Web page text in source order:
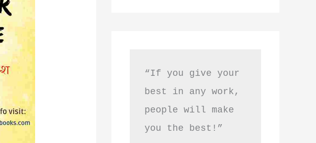
“If you give your
best in any work,
people will make
you the best!”